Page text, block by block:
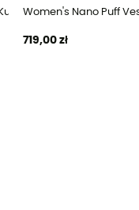
damski
Women's Nano Puff
719,00 zł